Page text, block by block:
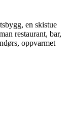
en skistue
restaurant, bar,
oppvarmet